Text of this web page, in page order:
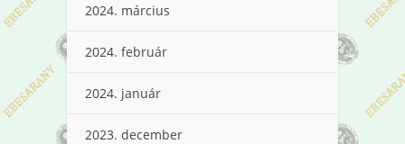
2024. március
2024. február
2024. január
2023. december